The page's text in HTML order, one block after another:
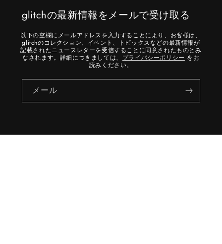
glitchの最新情報をメールで受け取る
以下の空欄にメールアドレスを入力することにより、お客様は、
glitchのコレクション、イベント、トピックスなどの最新情報が
記載されたニュースレターを受信することに同意されたものとみ
なされます。詳細につきましては、 プライバシーポリシー をお
読みください。
メール